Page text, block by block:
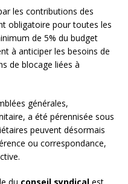
les contributions des
obligatoire pour toutes les
de 5% du budget
à anticiper les besoins de
de blocage liées à
générales,
a été pérennisée sous
peuvent désormais
ou correspondance,